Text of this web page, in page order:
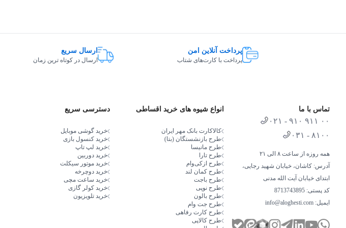
C
تعداد پورت USB Type-C یک عدد (فقط انتقال دیتا)
امکانات نرم افزاری
سیستم عامل
بدنه
نوع پنل صفحه نمایش
پرداخت آنلاین امن
پرداخت با کارت‌های شتاب
ارسال سریع
ارسال در کوتاه ترین زمان
تماس با ما
۰۲۱ - ۹۱۰ ۹۱۱ ۰۰
۰۳۱ - ۸۱۰۰
همه روزه از ساعت ۸ الی ۲۱
آدرس: کاشان، خیابان شهید رجایی،
ابتدای خیابان آیت الله مدنی
کد پستی: 8713743895
ایمیل: info@aloghesti.com
انواع شیوه های خرید اقساطی
کالاکارت بانک مهر ایران
طرح بازنشستگان (بتا)
طرح مانیسا
طرح تارا
طرح از‌کی‌وام
طرح کمان لند
طرح باجت
طرح نوپی
طرح بالون
طرح جت وام
طرح کارت رفاهی
طرح کالاپی
دسترسی سریع
خرید گوشی موبایل
خرید کنسول بازی
خرید لپ تاپ
خرید دوربین
خرید موتور سیکلت
خرید دوچرخه
خرید ساعت مچی
خرید کولر گازی
خرید تلویزیون